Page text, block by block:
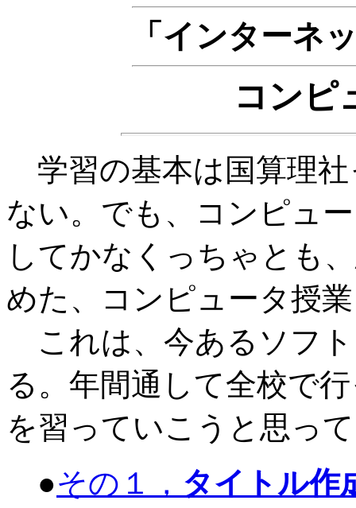
「インターネ
コンピ
学習の基本は国算理
ない。でも、コンピュ
してかなくっちゃとも
めた、コンピュータ授
これは、今あるソフ
る。年間通して全校で
を習っていこうと思っ
●その１， タイトル作